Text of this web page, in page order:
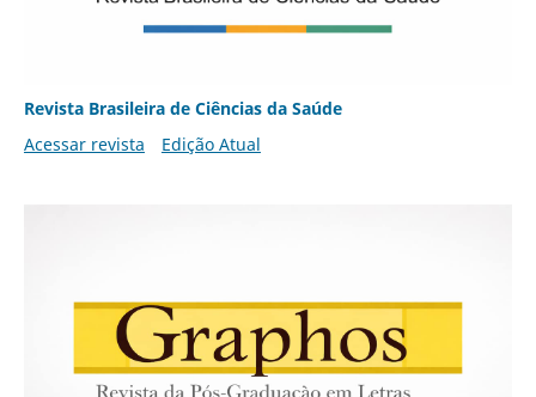
Revista Brasileira de Ciências da Saúde
Acessar revista
Edição Atual